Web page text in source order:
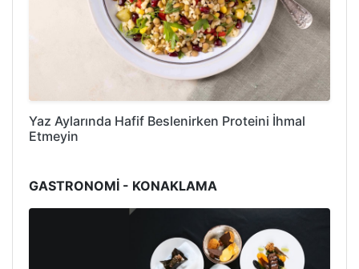
Yaz Aylarında Hafif Beslenirken Proteini İhmal
Etmeyin
GASTRONOMİ - KONAKLAMA